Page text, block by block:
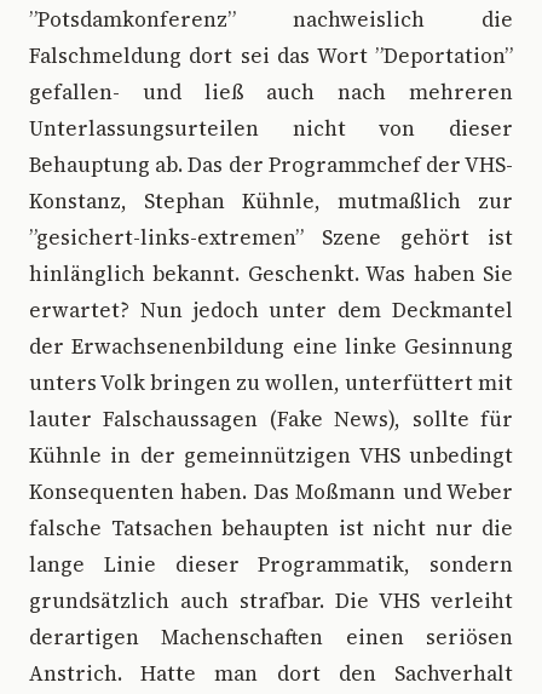
”Potsdamkonferenz” nachweislich die
Falschmeldung dort sei das Wort ”Deportation”
gefallen- und ließ auch nach mehreren
Unterlassungsurteilen nicht von dieser
Behauptung ab. Das der Programmchef der VHS-
Konstanz, Stephan Kühnle, mutmaßlich zur
”gesichert-links-extremen” Szene gehört ist
hinlänglich bekannt. Geschenkt. Was haben Sie
erwartet? Nun jedoch unter dem Deckmantel
der Erwachsenenbildung eine linke Gesinnung
unters Volk bringen zu wollen, unterfüttert mit
lauter Falschaussagen (Fake News), sollte für
Kühnle in der gemeinnützigen VHS unbedingt
Konsequenten haben. Das Moßmann und Weber
falsche Tatsachen behaupten ist nicht nur die
lange Linie dieser Programmatik, sondern
grundsätzlich auch strafbar. Die VHS verleiht
derartigen Machenschaften einen seriösen
Anstrich. Hatte man dort den Sachverhalt